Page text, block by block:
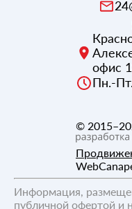
офис
Пн.-
©
Информация,
публичной офертой и